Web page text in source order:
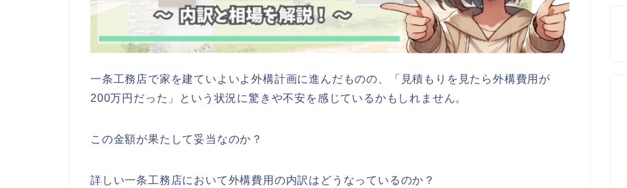
一条工務店で家を建ていよいよ外構計画に進んだものの、「見積もりを見たら外構費用が
200万円だった」という状況に驚きや不安を感じているかもしれません。
この金額が果たして妥当なのか？
詳しい一条工務店において外構費用の内訳はどうなっているのか？